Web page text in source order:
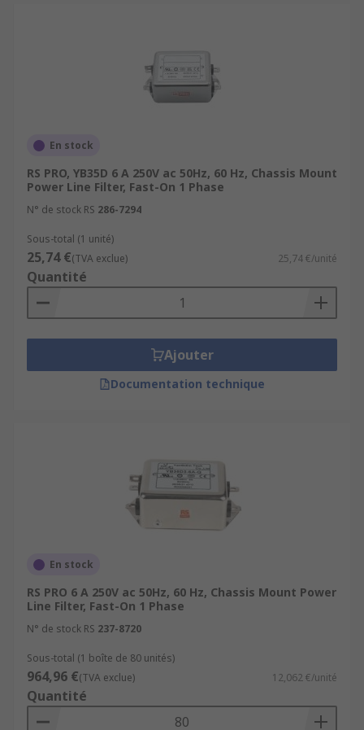
En stock
RS PRO, YB35D 6 A 250V ac 50Hz, 60 Hz, Chassis Mount
Power Line Filter, Fast-On 1 Phase
N° de stock RS 286-7294
Sous-total (1 unité)
25,74 €(TVA exclue) 25,74 €/unité
Quantité
Ajouter
Documentation technique
En stock
RS PRO 6 A 250V ac 50Hz, 60 Hz, Chassis Mount Power
Line Filter, Fast-On 1 Phase
N° de stock RS 237-8720
Sous-total (1 boîte de 80 unités)
964,96 €(TVA exclue) 12,062 €/unité
Quantité